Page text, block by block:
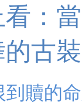
：
古
贖的